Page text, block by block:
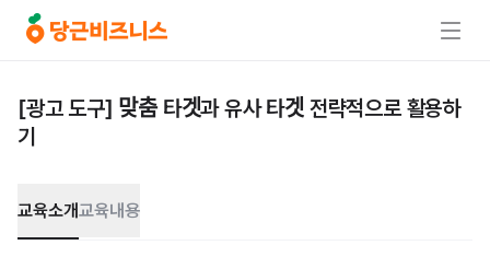
[광고 도구] 맞춤 타겟과 유사 타겟 전략적으로 활용하
기
교육소개교육내용